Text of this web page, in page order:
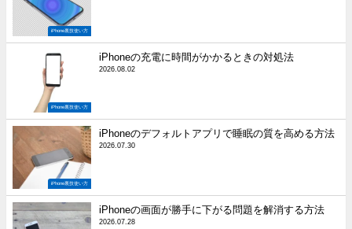
iPhone裏技使い方
iPhone裏技使い方
iPhoneの充電に時間がかかるときの対処法
2026.08.02
iPhone裏技使い方
iPhoneのデフォルトアプリで睡眠の質を高める方法
2026.07.30
iPhoneの画面が勝手に下がる問題を解消する方法
2026.07.28